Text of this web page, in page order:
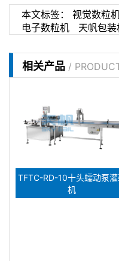
本文标签： 视觉数粒
电子数粒机
天帆包
相关产品 /
TFTC-RD-10十头蠕动泵
机